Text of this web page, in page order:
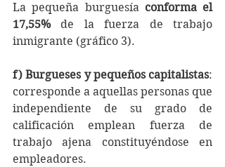
La pequeña burguesía conforma el
17,55% de la fuerza de trabajo
inmigrante (gráfico 3).
f) Burgueses y pequeños capitalistas:
corresponde a aquellas personas que
independiente de su grado de
calificación emplean fuerza de
trabajo ajena constituyéndose en
empleadores.